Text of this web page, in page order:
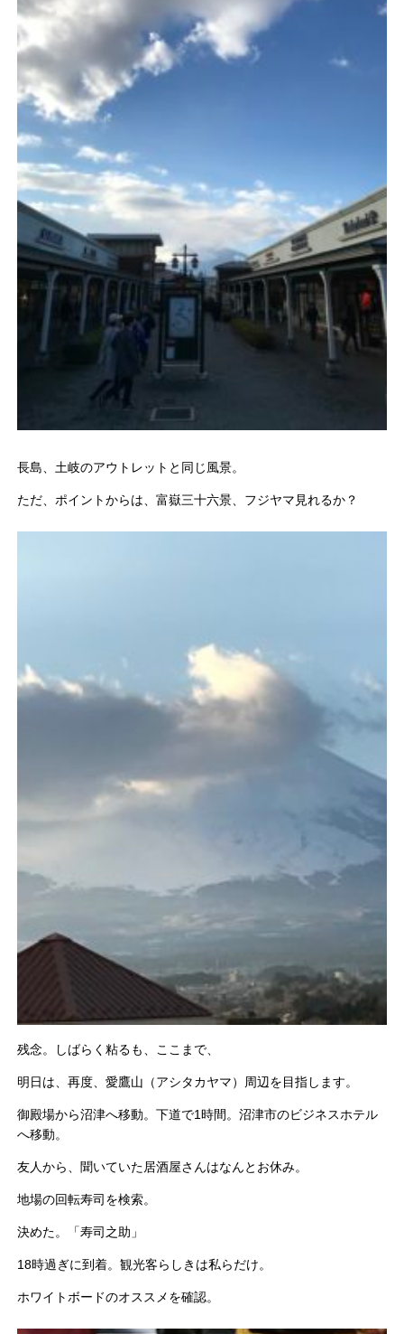
長島、土岐のアウトレットと同じ風景。
ただ、ポイントからは、富嶽三十六景、フジヤマ見れるか？
残念。しばらく粘るも、ここまで、
明日は、再度、愛鷹山（アシタカヤマ）周辺を目指します。
御殿場から沼津へ移動。下道で1時間。沼津市のビジネスホテル
へ移動。
友人から、聞いていた居酒屋さんはなんとお休み。
地場の回転寿司を検索。
決めた。「寿司之助」
18時過ぎに到着。観光客らしきは私らだけ。
ホワイトボードのオススメを確認。